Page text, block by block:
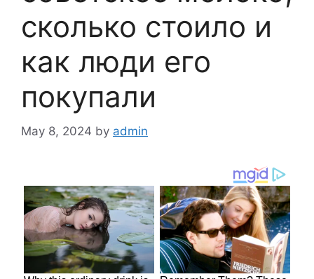
сколько стоило и
как люди его
покупали
May 8, 2024 by admin